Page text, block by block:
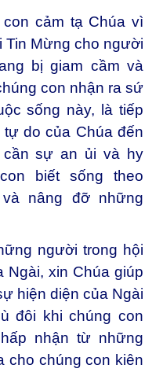
cảm tạ Chúa vì
Tin Mừng cho người
bị giam cầm và
con nhận ra sứ
sống này, là tiếp
do của Chúa đến
sự an ủi và hy
biết sống theo
nâng đỡ những
người trong hội
xin Chúa giúp
hiện diện của Ngài
đôi khi chúng con
nhận từ những
cho chúng con kiên